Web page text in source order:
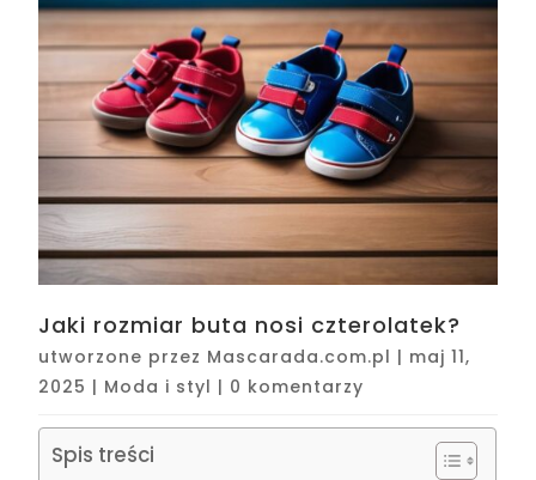
Jaki rozmiar buta nosi czterolatek?
utworzone przez Mascarada.com.pl | maj 11,
2025 | Moda i styl | 0 komentarzy
Spis treści